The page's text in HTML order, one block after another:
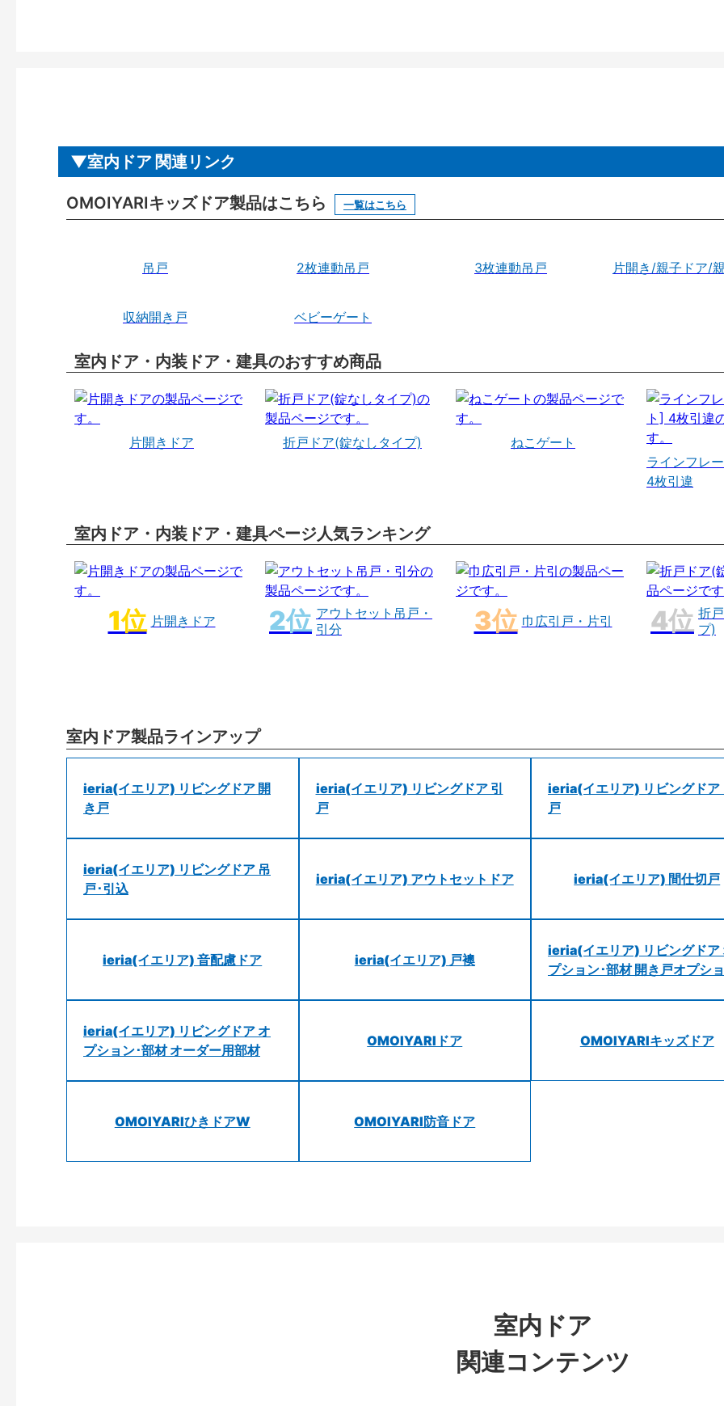
室内ドア 関連リンク
OMOIYARIキッズドア製品はこちら 一覧はこちら
吊戸 2枚連動吊戸 3枚連動吊戸 片開き/親子ドア/
収納開き戸 ベビーゲート
室内ドア・内装ドア・建具のおすすめ商品
片開きドア 折戸ドア(錠なしタイプ)
ねこゲート
ラインフレ
4枚引違
室内ドア・内装ドア・建具ページ人気ランキング
片開きドア
アウトセット吊戸・
引分
巾広引戸・片引
折
プ)
室内ドア製品ラインアップ
ieria(イエリア) リビングドア 開
き戸
ieria(イエリア) リビングドア 引
戸
ieria(イエリア) リビングドア
戸
ieria(イエリア) リビングドア 吊
戸･引込
ieria(イエリア) アウトセットドア ieria(イエリア) 間仕切戸
ieria(イエリア) 音配慮ドア ieria(イエリア) 戸襖
ieria(イエリア) リビングドア
プション･部材 開き戸オプシ
ieria(イエリア) リビングドア オ
プション･部材 オーダー用部材
OMOIYARIドア OMOIYARIキッズドア
OMOIYARIひきドアW OMOIYARI防音ドア
室内ドア
関連コンテンツ